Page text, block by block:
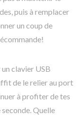
puis à remplacer
un coup de
clavier USB
de le relier au port
à profiter de tes
Quelle